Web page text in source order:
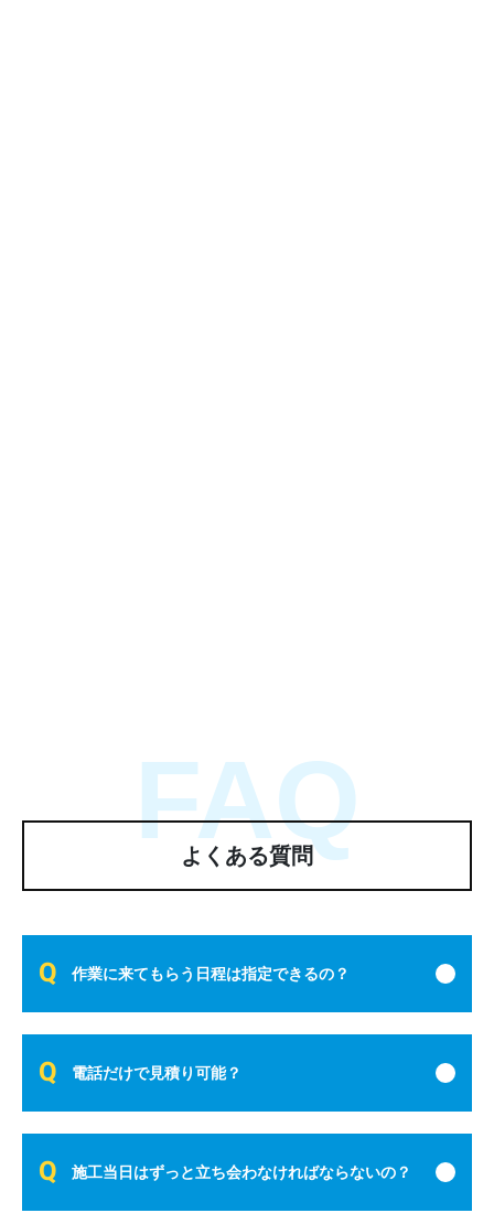
よくある質問
FAQ
作業に来てもらう日程は指定できるの？
電話だけで見積り可能？
施工当日はずっと立ち会わなければならないの？